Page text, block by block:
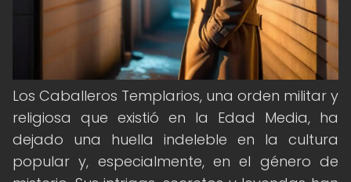
Los Caballeros Templarios, una orden militar y
religiosa que existió en la Edad Media, ha
dejado una huella indeleble en la cultura
popular y, especialmente, en el género de